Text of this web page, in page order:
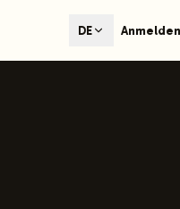
content
DE Anmelden